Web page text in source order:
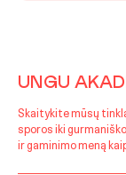
UNGU
Skaitykite mūsų
sporos iki
ir gaminimo meną